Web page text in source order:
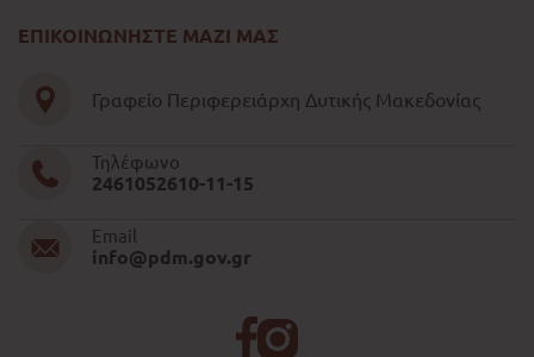
ΕΠΙΚΟΙΝΩΝΗΣΤΕ ΜΑΖΙ ΜΑΣ
Γραφείο Περιφερειάρχη Δυτικής Μακεδονίας
Τηλέφωνο
2461052610-11-15
Email
info@pdm.gov.gr